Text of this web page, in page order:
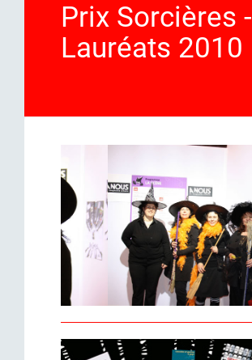
Prix Sorcières -
Lauréats 2010